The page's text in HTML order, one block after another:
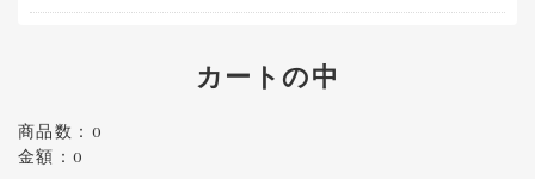
カートの中
商品数：0
金額：0